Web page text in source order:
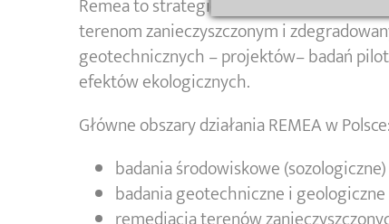
Remea to strategiczny ekspert i zaufany
terenom zanieczyszczonym i
geotechnicznych – projektów– badań
efektów ekologicznych.
Główne obszary działania REMEA w Polsce:
badania środowiskowe
badania geotechniczne i